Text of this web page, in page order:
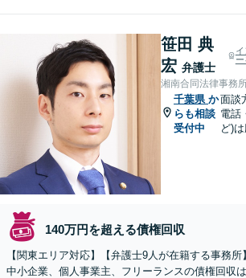
笹田 典
宏 弁護士
イ
湘南合同法律事務
千葉県 か
らも相談
受付中
面談
電話
ど)
140万円を超える債権回収
【関東エリア対応】【弁護士9人が在籍する事務所
中小企業、個人事業主、フリーランスの債権回収